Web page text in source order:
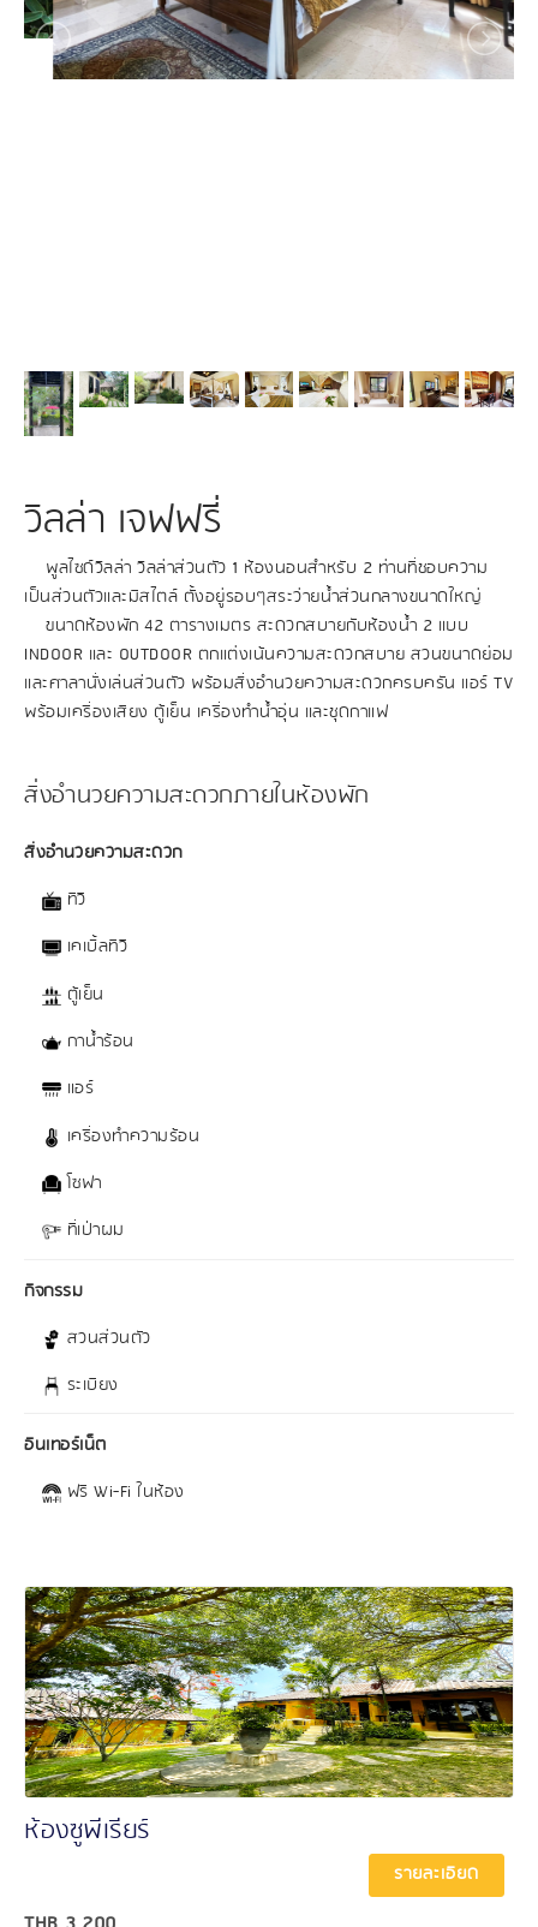
วิลล่า เจฟฟรี่
พูลไซด์วิลล่า วิลล่าส่วนตัว 1 ห้องนอนสำหรับ 2 ท่านที่ชอบความ
เป็นส่วนตัวและมีสไตล์ ตั้งอยู่รอบๆสระว่ายน้ำส่วนกลางขนาดใหญ่
ขนาดห้องพัก 42 ตารางเมตร สะดวกสบายกับห้องน้ำ 2 แบบ
INDOOR และ OUTDOOR ตกแต่งเน้นความสะดวกสบาย สวนขนาดย่อม
และศาลานั่งเล่นส่วนตัว พร้อมสิ่งอำนวยความสะดวกครบครัน แอร์ TV
พร้อมเครื่องเสียง ตู้เย็น เครื่องทำน้ำอุ่น และชุดกาแฟ
สิ่งอำนวยความสะดวกภายในห้องพัก
สิ่งอำนวยความสะดวก
ทีวี
เคเบิ้ลทีวี
ตู้เย็น
กาน้ำร้อน
แอร์
เครื่องทำความร้อน
โซฟา
ที่เป่าผม
กิจกรรม
สวนส่วนตัว
ระเบียง
อินเทอร์เน็ต
ฟรี Wi-Fi ในห้อง
ห้องซูพีเรียร์
รายละเอียด